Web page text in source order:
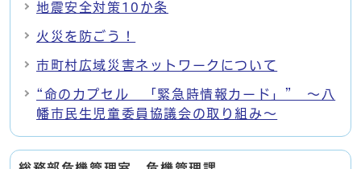
地震安全対策10か条
火災を防ごう！
市町村広域災害ネットワークについて
“命のカプセル 「緊急時情報カード」” ～八
幡市民生児童委員協議会の取り組み～